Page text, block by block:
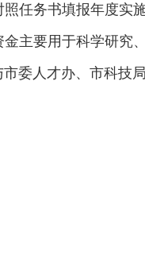
任务书填报年度实
主要用于科学研究
委人才办、市科技